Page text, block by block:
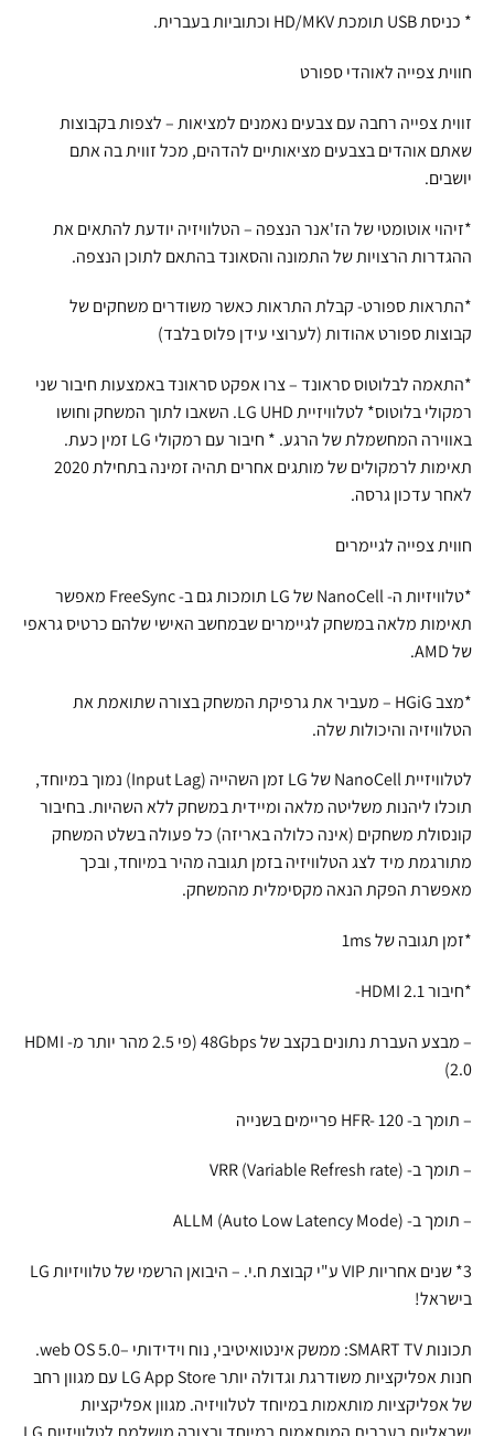
* כניסת USB תומכת HD/MKV וכתוביות בעברית.
חווית צפייה לאוהדי ספורט
זווית צפייה רחבה עם צבעים נאמנים למציאות – לצפות בקבוצות
שאתם אוהדים בצבעים מציאותיים להדהים, מכל זווית בה אתם
יושבים.
*זיהוי אוטומטי של הז'אנר הנצפה – הטלוויזיה יודעת להתאים את
ההגדרות הרצויות של התמונה והסאונד בהתאם לתוכן הנצפה.
*התראות ספורט- קבלת התראות כאשר משודרים משחקים של
קבוצות ספורט אהודות (לערוצי עידן פלוס בלבד)
*התאמה לבלוטוס סראונד – צרו אפקט סראונד באמצעות חיבור שני
רמקולי בלוטוס* לטלוויזיית LG UHD. השאבו לתוך המשחק וחושו
באווירה המחשמלת של הרגע. * חיבור עם רמקולי LG זמין כעת.
תאימות לרמקולים של מותגים אחרים תהיה זמינה בתחילת 2020
לאחר עדכון גרסה.
חווית צפייה לגיימרים
*טלוויזיות ה- NanoCell של LG תומכות גם ב- FreeSync מאפשר
תאימות מלאה במשחק לגיימרים שבמחשב האישי שלהם כרטיס גראפי
של AMD.
*מצב HGiG – מעביר את גרפיקת המשחק בצורה שתואמת את
הטלוויזיה והיכולות שלה.
לטלוויזיית NanoCell של LG זמן השהייה (Input Lag) נמוך במיוחד,
תוכלו ליהנות משליטה מלאה ומיידית במשחק ללא השהיות. בחיבור
קונסולת משחקים (אינה כלולה באריזה) כל פעולה בשלט המשחק
מתורגמת מיד לצג הטלוויזיה בזמן תגובה מהיר במיוחד, ובכך
מאפשרת הפקת הנאה מקסימלית מהמשחק.
*זמן תגובה של 1ms
*חיבור HDMI 2.1-
– מבצע העברת נתונים בקצב של 48Gbps (פי 2.5 מהר יותר מ- HDMI
2.0)
– תומך ב- HFR- 120 פריימים בשנייה
– תומך ב- VRR (Variable Refresh rate)
– תומך ב- ALLM (Auto Low Latency Mode)
3* שנים אחריות VIP ע"י קבוצת ח.י. – היבואן הרשמי של טלוויזיות LG
בישראל!
תכונות SMART TV: ממשק אינטואיטיבי, נוח וידידותי –5.0 web OS.
חנות אפליקציות משודרגת וגדולה יותר LG App Store עם מגוון רחב
של אפליקציות מותאמות במיוחד לטלוויזיה. מגוון אפליקציות